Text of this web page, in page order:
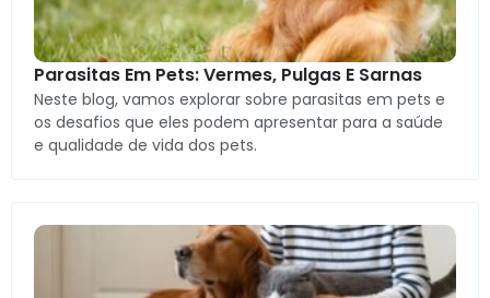
Parasitas Em Pets: Vermes, Pulgas E Sarnas
Neste blog, vamos explorar sobre parasitas em pets e
os desafios que eles podem apresentar para a saúde
e qualidade de vida dos pets.